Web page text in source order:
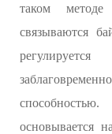
таком
связываются
основывается